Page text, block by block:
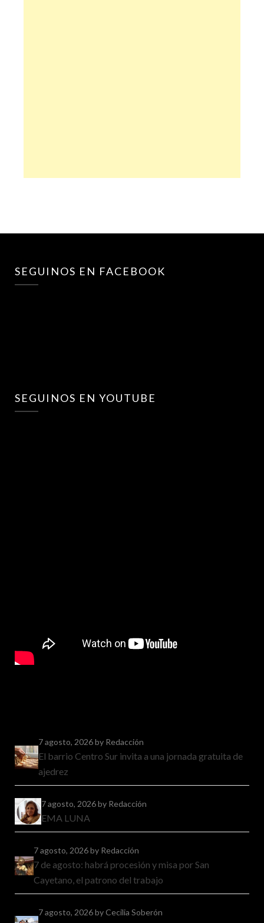
SEGUINOS EN FACEBOOK
SEGUINOS EN YOUTUBE
7 agosto, 2026by Redacción
El barrio Centro Sur invita a una jornada gratuita de
ajedrez
7 agosto, 2026by Redacción
EMA LUNA
7 agosto, 2026by Redacción
7 de agosto: habrá procesión y misa por San
Cayetano, el patrono del trabajo
7 agosto, 2026by Cecilia Soberón